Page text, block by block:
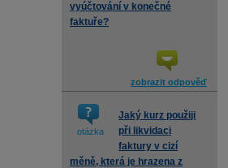
vyúčtování v konečné
faktuře?
zobrazit odpověď
otázka
Jaký kurz použiji
při likvidaci
faktury v cizí
měně, která je hrazena z